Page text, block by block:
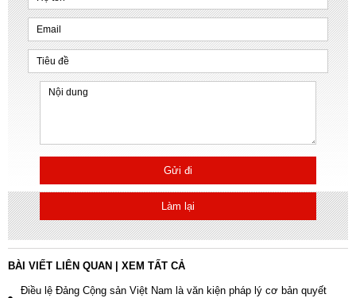
Gửi đi
Làm lại
BÀI VIẾT LIÊN QUAN XEM TẤT CẢ
Điều lệ Đảng Cộng sản Việt Nam là văn kiện pháp lý cơ bản quyết